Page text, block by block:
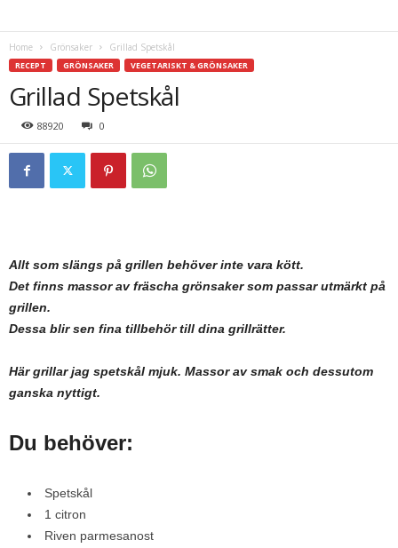
Home Grönsaker Grillad Spetskål
RECEPT GRÖNSAKER VEGETARISKT & GRÖNSAKER
Grillad Spetskål
88920 0
Allt som slängs på grillen behöver inte vara kött.
Det finns massor av fräscha grönsaker som passar utmärkt på
grillen.
Dessa blir sen fina tillbehör till dina grillrätter.
Här grillar jag spetskål mjuk. Massor av smak och dessutom
ganska nyttigt.
Du behöver:
Spetskål
1 citron
Riven parmesanost